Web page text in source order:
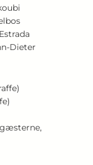
Dieter